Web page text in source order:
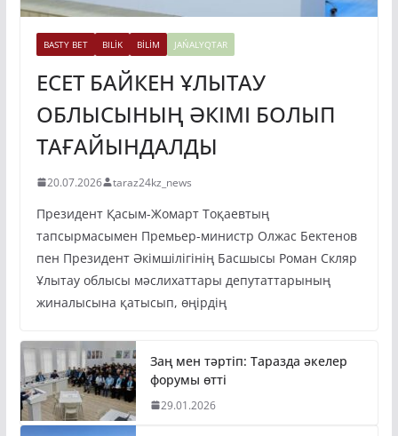
BASTY BET BILİK BİLİM JAŃALYQTAR
ЕСЕТ БАЙКЕН ҰЛЫТАУ
ОБЛЫСЫНЫҢ ӘКІМІ БОЛЫП
ТАҒАЙЫНДАЛДЫ
20.07.2026 taraz24kz_news
Президент Қасым-Жомарт Тоқаевтың
тапсырмасымен Премьер-министр Олжас Бектенов
пен Президент Әкімшілігінің Басшысы Роман Скляр
Ұлытау облысы мәслихаттары депутаттарының
жиналысына қатысып, өңірдің
Заң мен тәртіп: Таразда әкелер
форумы өтті
29.01.2026